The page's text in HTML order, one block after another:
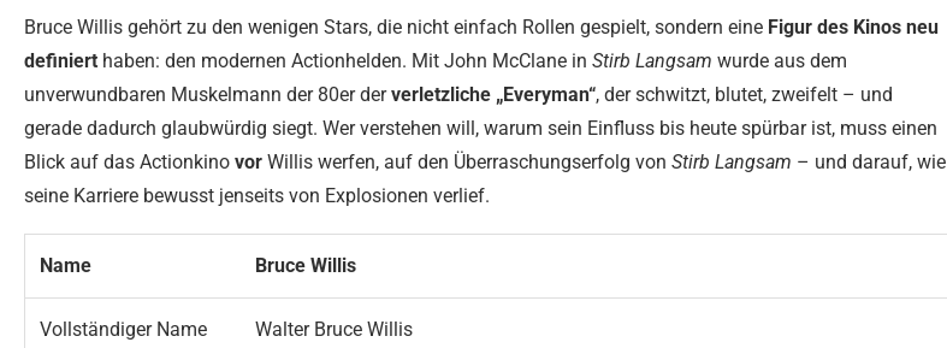
Bruce Willis gehört zu den wenigen Stars, die nicht einfach Rollen gespielt, sondern eine Figur des Kinos neu
definiert haben: den modernen Actionhelden. Mit John McClane in Stirb Langsam wurde aus dem
unverwundbaren Muskelmann der 80er derverletzliche „Everyman“, der schwitzt, blutet, zweifelt – und
gerade dadurch glaubwürdig siegt. Wer verstehen will, warum sein Einfluss bis heute spürbar ist, muss einen
Blick auf das Actionkino vor Willis werfen, auf den Überraschungserfolg von Stirb Langsam – und darauf, wie
seine Karriere bewusst jenseits von Explosionen verlief.
Name Bruce Willis
Vollständiger Name Walter Bruce Willis